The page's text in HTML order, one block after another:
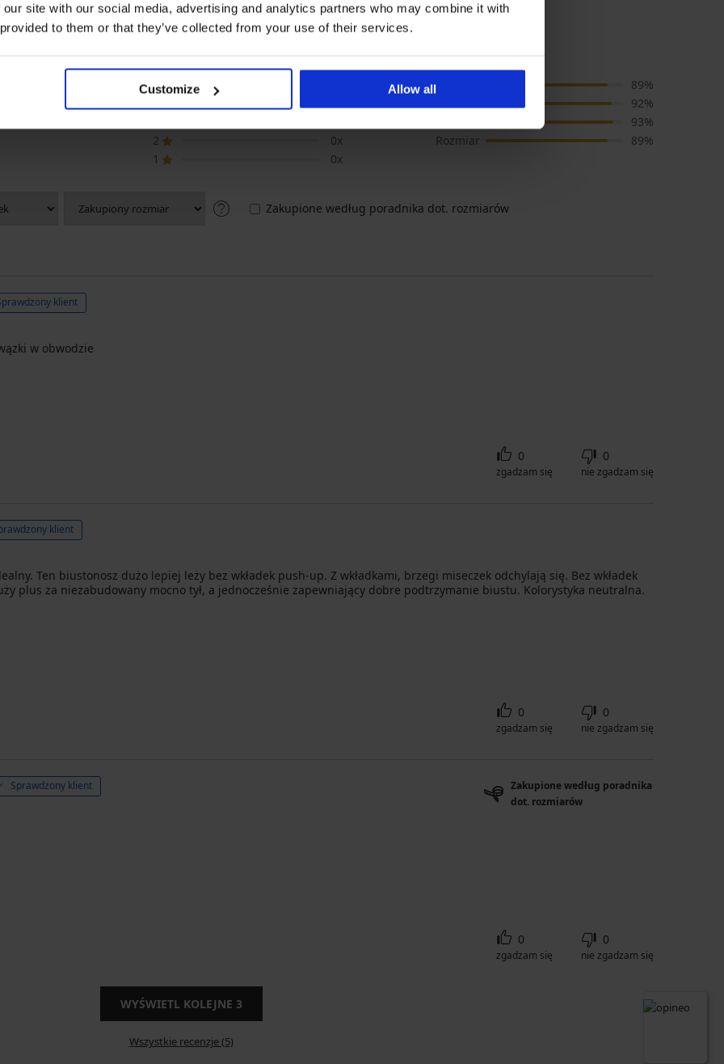
site with our social media, advertising and analytics partners who may combine it with
to them or that they’ve collected from your use of their services.
Customize Allow all
Biustonosz od stroju kąpielowego Shekiera
5
2
0x
1
0x
Cena
89%
92%
93%
Rozmiar
89%
Zakupione według poradnika dot. rozmiarów
klient
w obwodzie
0
zgadzam się
0
nie zgadzam się
klient
Ten biustonosz dużo lepiej leży bez wkładek push-up. Z wkładkami, brzegi miseczek odchylają się. Bez wkładek
plus za niezabudowany mocno tył, a jednocześnie zapewniający dobre podtrzymanie biustu. Kolorystyka neutralna.
0
zgadzam się
0
nie zgadzam się
Sprawdzony klient
Zakupione według poradnika
dot. rozmiarów
0
zgadzam się
0
nie zgadzam się
WYŚWIETL KOLEJNE 3
Wszystkie recenzje (5)